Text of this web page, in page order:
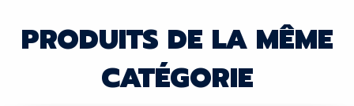
PRODUITS DE LA MÊME
CATÉGORIE